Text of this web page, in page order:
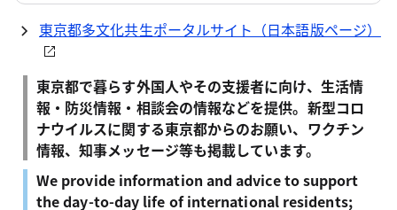
東京都多文化共生ポータルサイト（日本語版ページ）
東京都で暮らす外国人やその支援者に向け、生活情
報・防災情報・相談会の情報などを提供。新型コロ
ナウイルスに関する東京都からのお願い、ワクチン
情報、知事メッセージ等も掲載しています。
We provide information and advice to support
the day-to-day life of international residents;